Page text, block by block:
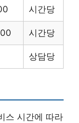
시간당
시간당
상담당
스 시간에 따라